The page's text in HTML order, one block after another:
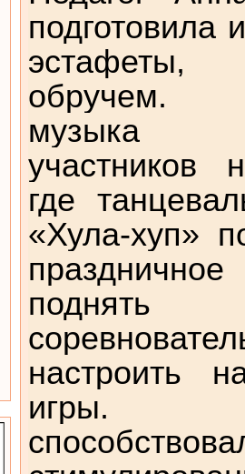
подготовила
обручем.
музыка
участников
где
«Хула-хуп»
поднять
настроить
игры.